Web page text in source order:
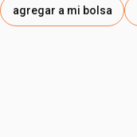
agregar a mi bolsa